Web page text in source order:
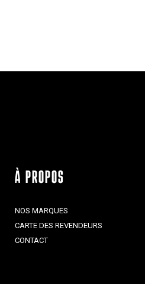
À PROPOS
NOS MARQUES
CARTE DES REVENDEURS
CONTACT